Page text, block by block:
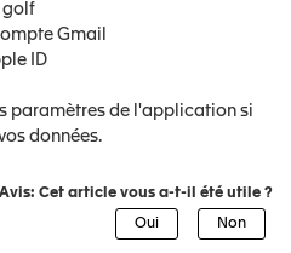
golf
Gmail
ID
paramètres de l'application si
données.
Avis: Cet article vous a-t-il été utile ?